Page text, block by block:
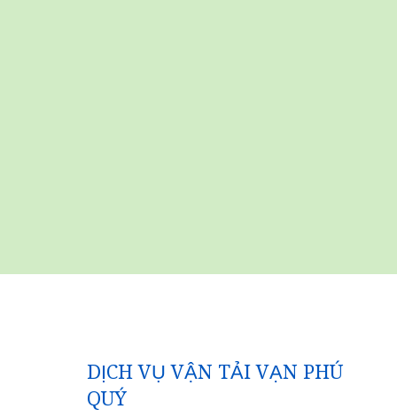
DỊCH VỤ VẬN TẢI VẠN PHÚ
QUÝ